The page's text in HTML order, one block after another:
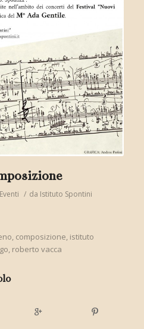
/ da Istituto Spontini
, composizione, istituto
, roberto vacca